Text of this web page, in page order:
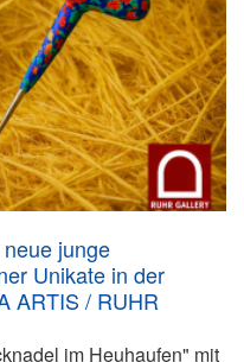
junge
Unikate in der
ARTIS / RUHR
im Heuhaufen" mit